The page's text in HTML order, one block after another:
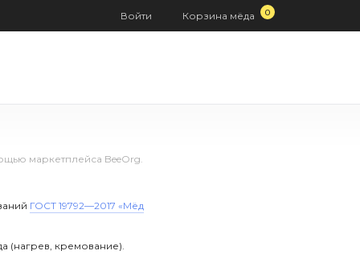
Корзина мёда 0
Войти
маркетплейса BeeOrg.
ГОСТ 19792—2017 «Мёд
(нагрев, кремование).